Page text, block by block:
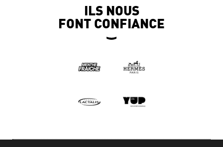
ILS NOUS
FONT CONFIANCE